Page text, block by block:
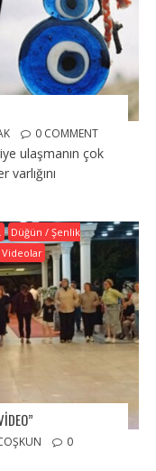
0 COMMENT
ulaşmanın çok
Düğün / Şenlik
Videolar
0